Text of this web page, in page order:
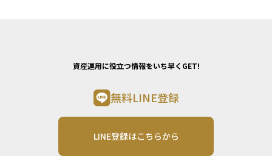
資産運用に役立つ情報をいち早くGET!
無料LINE登録
LINE登録はこちらから